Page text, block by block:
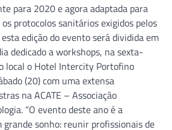
para 2020 e agora adaptada para
protocolos sanitários exigidos pelos
edição do evento será dividida em
dedicado a workshops, na sexta-
local o Hotel Intercity Portofino
(20) com uma extensa
na ACATE – Associação
“O evento deste ano é a
sonho: reunir profissionais de